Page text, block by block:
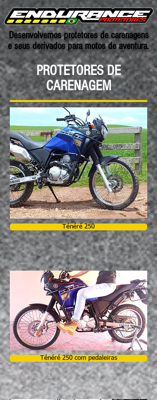
Desenvolvemos protetores de carenagens
e seus derivados para motos de aventura.
PROTETORES DE
CARENAGEM
Ténéré 250
Ténéré 250 com pedaleiras